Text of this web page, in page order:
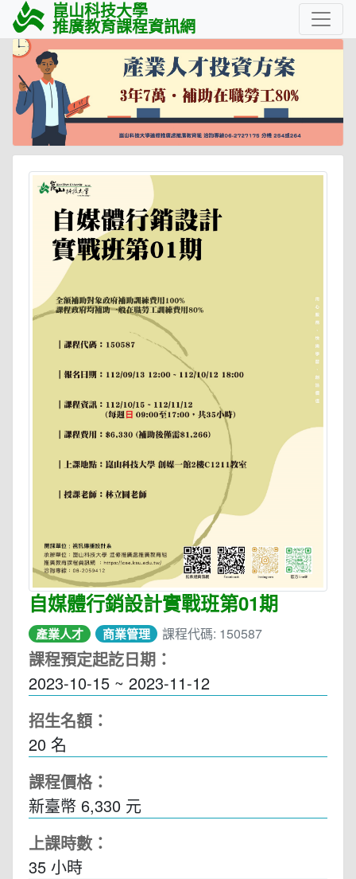
崑山科技大學
推廣教育課程資訊網
自媒體行銷設計實戰班第01期
產業人才 商業管理 課程代碼: 150587
課程預定起訖日期：
2023-10-15 ~ 2023-11-12
招生名額：
20 名
課程價格：
新臺幣 6,330 元
上課時數：
35 小時